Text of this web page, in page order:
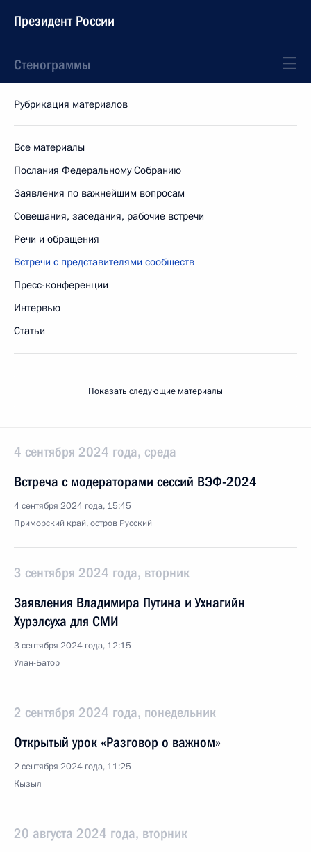
Президент России
Стенограммы
Рубрикация материалов
Все материалы
Послания Федеральному Собранию
Заявления по важнейшим вопросам
Совещания, заседания, рабочие встречи
Речи и обращения
Встречи с представителями сообществ
Пресс-конференции
Интервью
Статьи
Показать следующие материалы
4 сентября 2024 года, среда
Встреча с модераторами сессий ВЭФ-2024
4 сентября 2024 года, 15:45
Приморский край, остров Русский
3 сентября 2024 года, вторник
Заявления Владимира Путина и Ухнагийн
Хурэлсуха для СМИ
3 сентября 2024 года, 12:15
Улан-Батор
2 сентября 2024 года, понедельник
Открытый урок «Разговор о важном»
2 сентября 2024 года, 11:25
Кызыл
20 августа 2024 года, вторник